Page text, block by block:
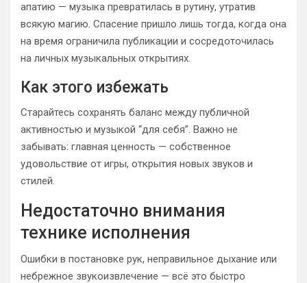
апатию — музыка превратилась в рутину, утратив
всякую магию. Спасение пришло лишь тогда, когда она
на время ограничила публикации и сосредоточилась
на личных музыкальных открытиях.
Как этого избежать
Старайтесь сохранять баланс между публичной
активностью и музыкой “для себя”. Важно не
забывать: главная ценность — собственное
удовольствие от игры, открытия новых звуков и
стилей.
Недостаточно внимания
технике исполнения
Ошибки в постановке рук, неправильное дыхание или
небрежное звукоизвлечение — всё это быстро